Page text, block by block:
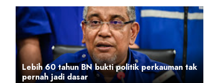
Lebih 60 tahun BN bukti politik perkauman tak
pernah jadi dasar